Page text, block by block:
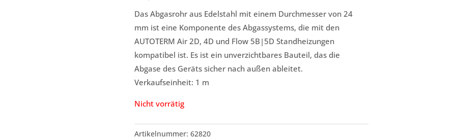
Das Abgasrohr aus Edelstahl mit einem Durchmesser von 24
mm ist eine Komponente des Abgassystems, die mit den
AUTOTERM Air 2D, 4D und Flow 5B|5D Standheizungen
kompatibel ist. Es ist ein unverzichtbares Bauteil, das die
Abgase des Geräts sicher nach außen ableitet.
Verkaufseinheit: 1 m
Nicht vorrätig
Artikelnummer: 62820